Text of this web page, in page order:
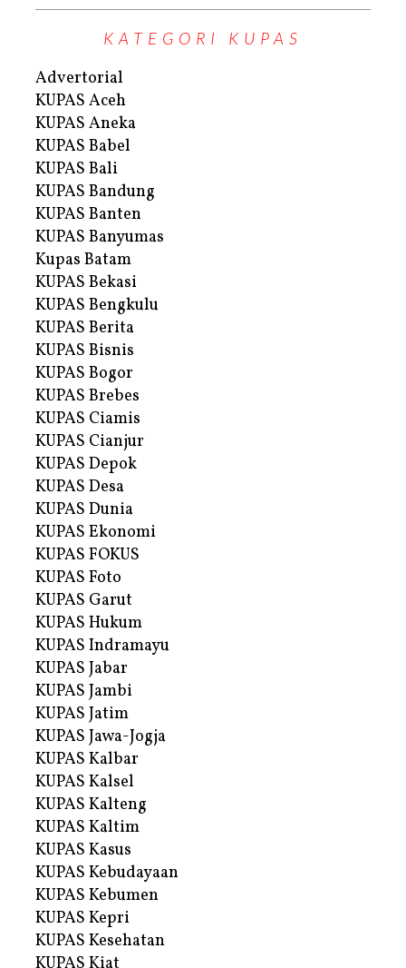
KATEGORI KUPAS
Advertorial
KUPAS Aceh
KUPAS Aneka
KUPAS Babel
KUPAS Bali
KUPAS Bandung
KUPAS Banten
KUPAS Banyumas
Kupas Batam
KUPAS Bekasi
KUPAS Bengkulu
KUPAS Berita
KUPAS Bisnis
KUPAS Bogor
KUPAS Brebes
KUPAS Ciamis
KUPAS Cianjur
KUPAS Depok
KUPAS Desa
KUPAS Dunia
KUPAS Ekonomi
KUPAS FOKUS
KUPAS Foto
KUPAS Garut
KUPAS Hukum
KUPAS Indramayu
KUPAS Jabar
KUPAS Jambi
KUPAS Jatim
KUPAS Jawa-Jogja
KUPAS Kalbar
KUPAS Kalsel
KUPAS Kalteng
KUPAS Kaltim
KUPAS Kasus
KUPAS Kebudayaan
KUPAS Kebumen
KUPAS Kepri
KUPAS Kesehatan